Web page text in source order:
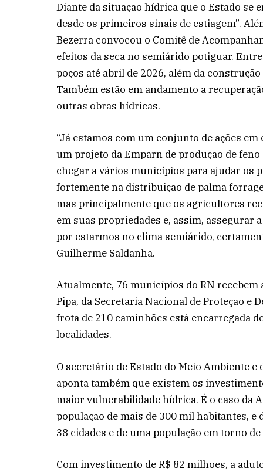
Diante da situação hídrica que o Estado
desde os primeiros sinais de estiagem”.
Bezerra convocou o Comitê de
efeitos da seca no semiárido potiguar.
poços até abril de 2026, além da
Também estão em andamento a
outras obras hídricas.
“Já estamos com um conjunto de ações
um projeto da Emparn de produção de
chegar a vários municípios para ajudar os
fortemente na distribuição de palma
mas principalmente que os agricultores
em suas propriedades e, assim, assegurar
por estarmos no clima semiárido,
Guilherme Saldanha.
Atualmente, 76 municípios do RN recebem
Pipa, da Secretaria Nacional de Proteção e
frota de 210 caminhões está encarregada
localidades.
O secretário de Estado do Meio Ambiente
aponta também que existem os
maior vulnerabilidade hídrica. É o caso da
população de mais de 300 mil habitantes,
38 cidades e de uma população em torno
Com investimento de R$ 82 milhões, a